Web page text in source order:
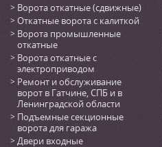
Ворота откатные (сдвижные)
Откатные ворота с калиткой
Ворота промышленные
откатные
Ворота откатные с
электроприводом
Ремонт и обслуживание
ворот в Гатчине, СПБ и в
Ленинградской области
Подъемные секционные
ворота для гаража
Двери входные